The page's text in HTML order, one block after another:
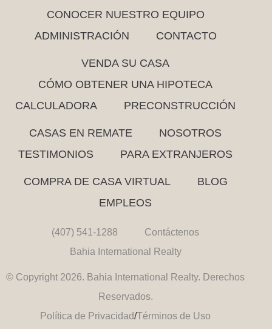
CONOCER NUESTRO EQUIPO
ADMINISTRACIÓN
CONTACTO
VENDA SU CASA
CÓMO OBTENER UNA HIPOTECA
CALCULADORA
PRECONSTRUCCIÓN
CASAS EN REMATE
NOSOTROS
TESTIMONIOS
PARA EXTRANJEROS
COMPRA DE CASA VIRTUAL
BLOG
EMPLEOS
(407) 541-1288
Contáctenos
Bahia International Realty
© Copyright 2026. Bahia International Realty. Derechos
Reservados.
Política de Privacidad/Términos de Uso